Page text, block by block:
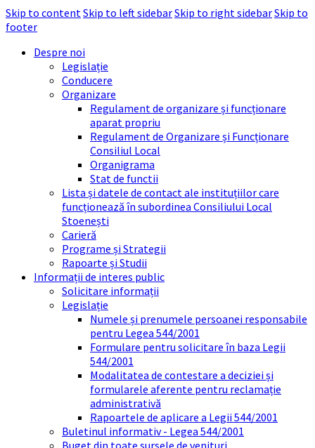
Skip to contentSkip to left sidebarSkip to right sidebarSkip to
footer
Despre noi
Legislație
Conducere
Organizare
Regulament de organizare și funcționare
aparat propriu
Regulament de Organizare și Funcționare
Consiliul Local
Organigrama
Stat de functii
Lista și datele de contact ale instituțiilor care
funcționează în subordinea Consiliului Local
Stoenești
Carieră
Programe și Strategii
Rapoarte și Studii
Informații de interes public
Solicitare informații
Legislație
Numele și prenumele persoanei responsabile
pentru Legea 544/2001
Formulare pentru solicitare în baza Legii
544/2001
Modalitatea de contestare a deciziei și
formularele aferente pentru reclamație
administrativă
Rapoartele de aplicare a Legii 544/2001
Buletinul informativ - Legea 544/2001
Buget din toate sursele de venituri